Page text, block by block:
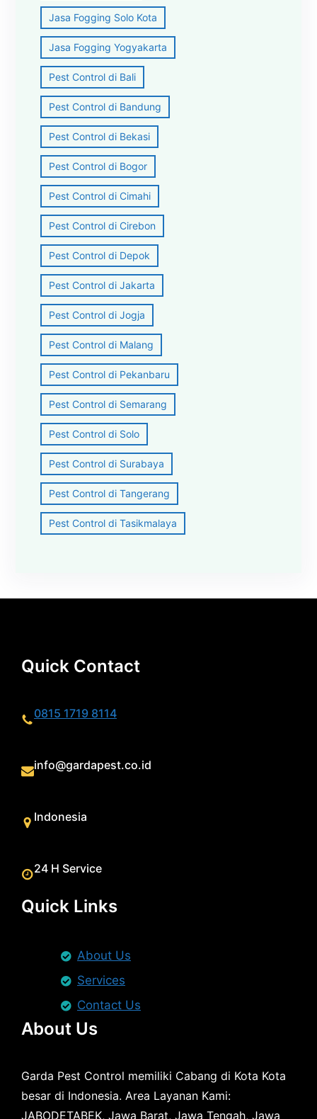
Jasa Fogging Solo Kota
Jasa Fogging Yogyakarta
Pest Control di Bali
Pest Control di Bandung
Pest Control di Bekasi
Pest Control di Bogor
Pest Control di Cimahi
Pest Control di Cirebon
Pest Control di Depok
Pest Control di Jakarta
Pest Control di Jogja
Pest Control di Malang
Pest Control di Pekanbaru
Pest Control di Semarang
Pest Control di Solo
Pest Control di Surabaya
Pest Control di Tangerang
Pest Control di Tasikmalaya
Quick Contact
0815 1719 8114
info@gardapest.co.id
Indonesia
24 H Service
Quick Links
About Us
Services
Contact Us
About Us
Garda Pest Control memiliki Cabang di Kota Kota
besar di Indonesia. Area Layanan Kami:
JABODETABEK, Jawa Barat, Jawa Tengah, Jawa